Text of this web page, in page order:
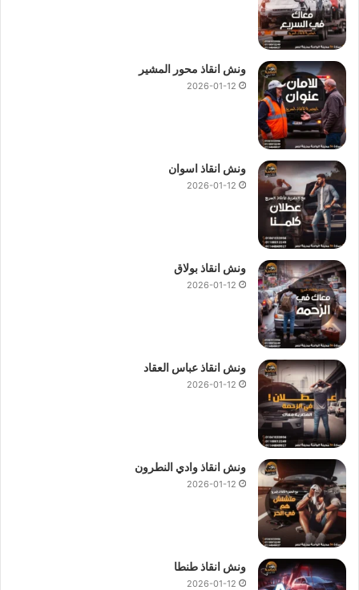
ونش انقاذ محور المشير
2026-01-12
ونش انقاذ اسوان
2026-01-12
ونش انقاذ بولاق
2026-01-12
ونش انقاذ عباس العقاد
2026-01-12
ونش انقاذ وادي النطرون
2026-01-12
ونش انقاذ طنطا
2026-01-12